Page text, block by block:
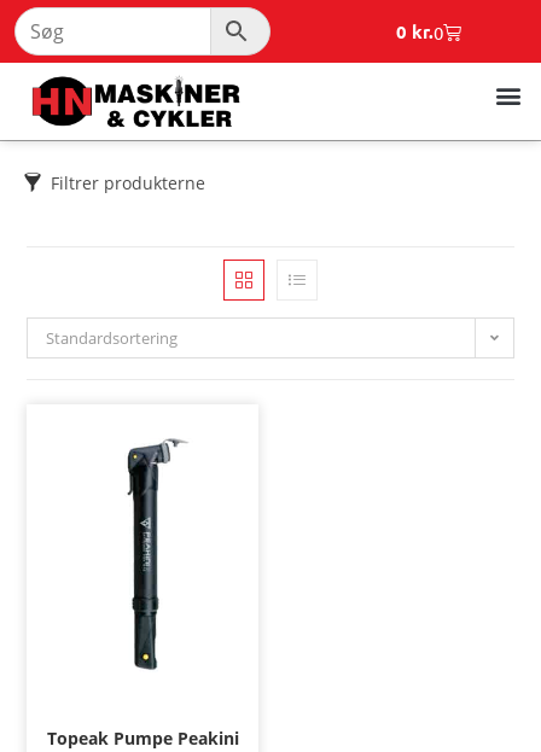
0 kr.0
Filtrer produkterne
Standardsortering
Topeak Pumpe Peakini